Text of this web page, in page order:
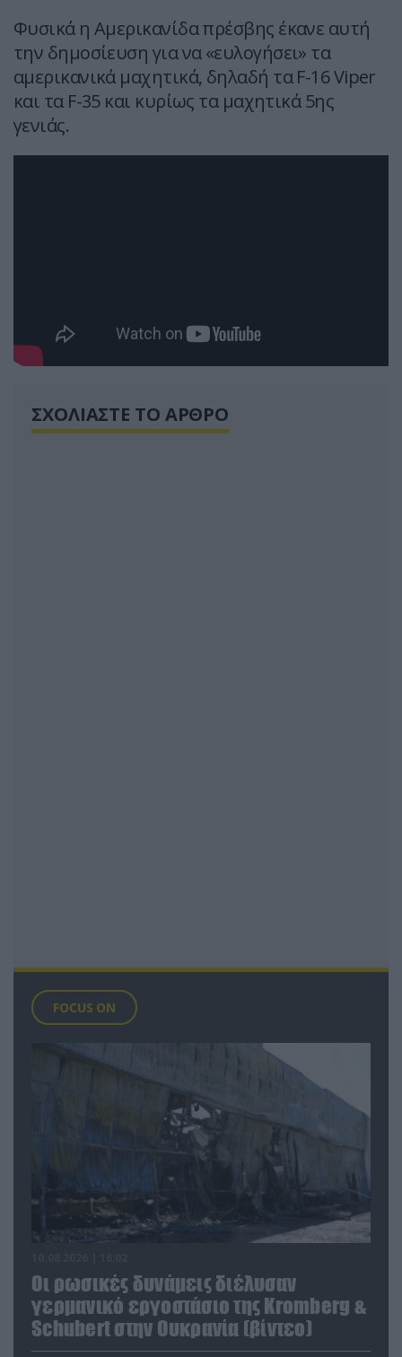
Φυσικά η Αμερικανίδα πρέσβης έκανε αυτή
την δημοσίευση για να «ευλογήσει» τα
αμερικανικά μαχητικά, δηλαδή τα F-16 Viper
και τα F-35 και κυρίως τα μαχητικά 5ης
γενιάς.
ΣΧΟΛΙΑΣΤΕ ΤΟ ΑΡΘΡΟ
FOCUS ON
Οι ρωσικές δυνάμεις διέλυσαν
γερμανικό εργοστάσιο της Kromberg &
Schubert στην Ουκρανία (βίντεο)